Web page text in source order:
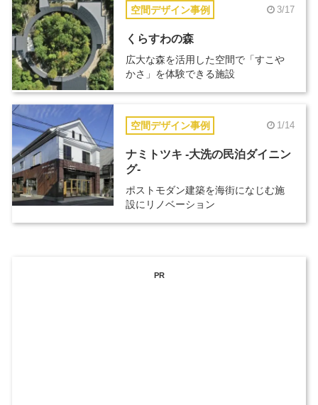
空間デザイン事例 3/17
くらすわの森
広大な森を活用した空間で「すこや
かさ」を体験できる施設
空間デザイン事例 1/14
ナミトツキ -大洗の民泊ダイニン
グ-
ポストモダン建築を海街になじむ施
設にリノベーション
PR